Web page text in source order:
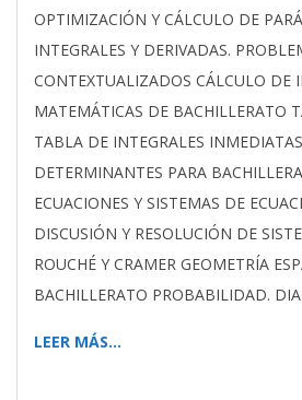
OPTIMIZACIÓN Y CÁLCULO DE
INTEGRALES Y DERIVADAS.
CONTEXTUALIZADOS CÁLCULO DE
MATEMÁTICAS DE BACHILLERATO
TABLA DE INTEGRALES
DETERMINANTES PARA
ECUACIONES Y SISTEMAS DE
DISCUSIÓN Y RESOLUCIÓN DE
ROUCHÉ Y CRAMER GEOMETRÍA
BACHILLERATO PROBABILIDAD.
LEER MÁS…